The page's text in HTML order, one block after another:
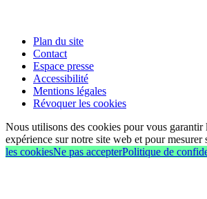
Plan du site
Contact
Espace presse
Accessibilité
Mentions légales
Révoquer les cookies
Nous utilisons des cookies pour vous garantir
expérience sur notre site web et pour mesurer
les cookiesNe pas accepterPolitique de